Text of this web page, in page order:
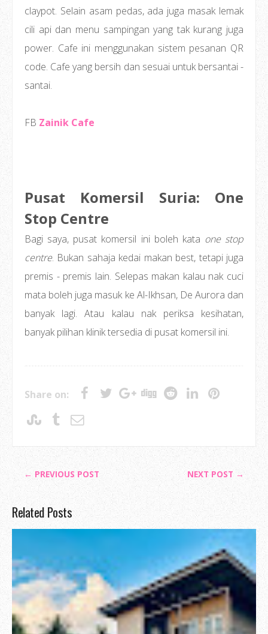
claypot. Selain asam pedas, ada juga masak lemak
cili api dan menu sampingan yang tak kurang juga
power. Cafe ini menggunakan sistem pesanan QR
code. Cafe yang bersih dan sesuai untuk bersantai -
santai.
FB Zainik Cafe
Pusat Komersil Suria: One
Stop Centre
Bagi saya, pusat komersil ini boleh kata one stop
centre. Bukan sahaja kedai makan best, tetapi juga
premis - premis lain. Selepas makan kalau nak cuci
mata boleh juga masuk ke Al-Ikhsan, De Aurora dan
banyak lagi. Atau kalau nak periksa kesihatan,
banyak pilihan klinik tersedia di pusat komersil ini.
Share on:
← PREVIOUS POST NEXT POST →
Related Posts